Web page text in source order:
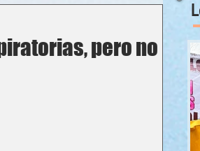
pero no